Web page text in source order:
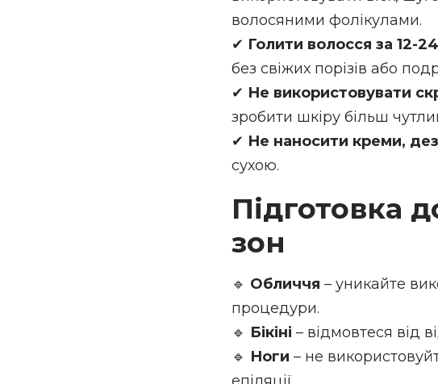
волосяними фолікулами.
✔ Голити волосся за 12-
без свіжих порізів або
✔ Не використовувати
зробити шкіру більш
✔ Не наносити креми,
сухою.
Підготовка
зон
🔹 Обличчя – уникайте
процедури.
🔹 Бікіні – відмовтеся від
🔹 Ноги – не